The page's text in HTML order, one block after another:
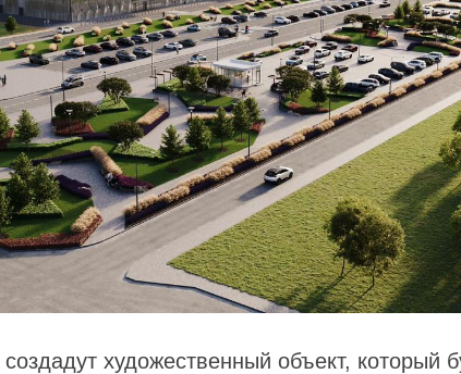
художественный объект, который